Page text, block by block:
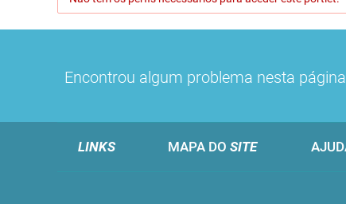
Encontrou algum problema nesta
LINKS MAPA DO SITE